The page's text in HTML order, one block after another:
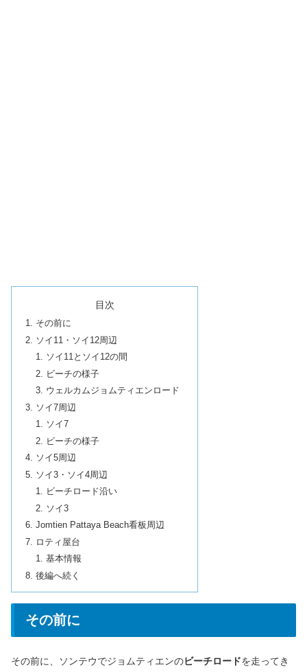
目次
その前に
ソイ11・ソイ12周辺
ソイ11とソイ12の間
ビーチの様子
ウェルカムジョムティエンロード
ソイ7周辺
ソイ7
ビーチの様子
ソイ5周辺
ソイ3・ソイ4周辺
ビーチロード沿い
ソイ3
Jomtien Pattaya Beach看板周辺
ロティ屋台
基本情報
後編へ続く
その前に
その前に、ソンテウでジョムティエンのビーチロードを走ってき